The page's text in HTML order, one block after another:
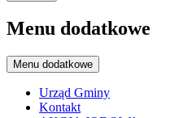
Menu dodatkowe
Menu dodatkowe
Urząd Gminy
Kontakt